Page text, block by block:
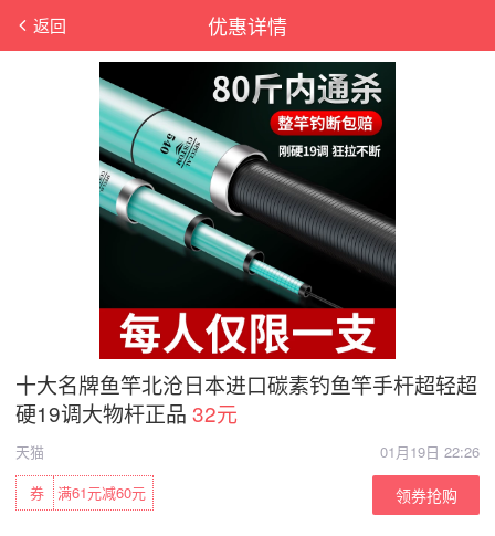
优惠详情
返回
十大名牌鱼竿北沧日本进口碳素钓鱼竿手杆超轻超
硬19调大物杆正品 32元
天猫
01月19日 22:26
满61元减60元
券 领券抢购